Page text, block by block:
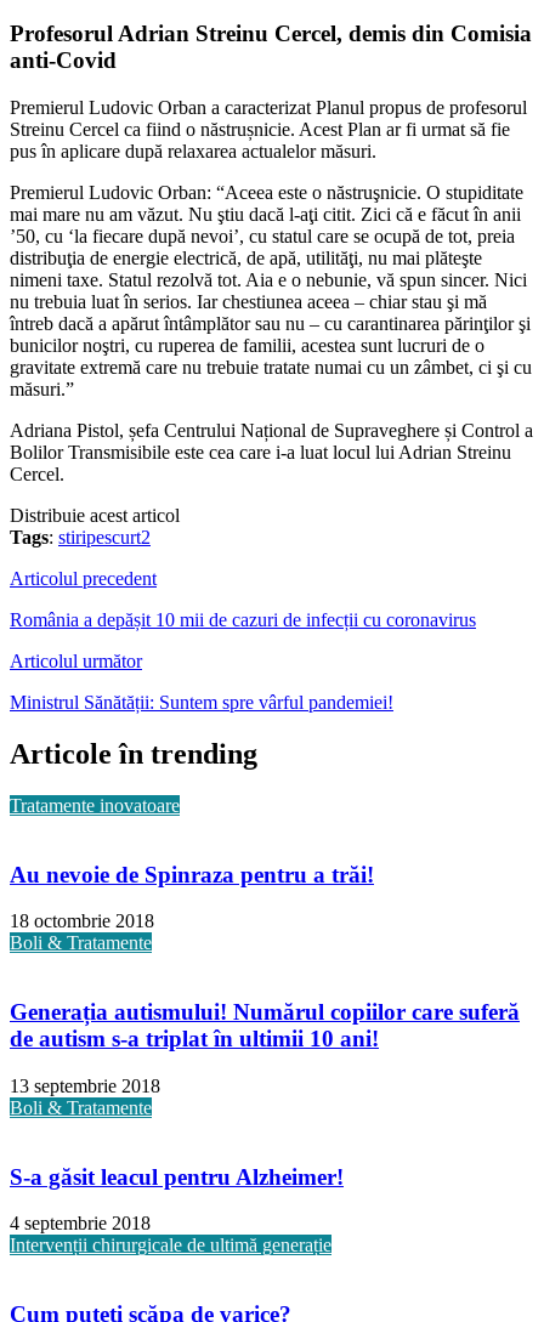
Profesorul Adrian Streinu Cercel, demis din Comisia
anti-Covid
Premierul Ludovic Orban a caracterizat Planul propus de profesorul
Streinu Cercel ca fiind o năstrușnicie. Acest Plan ar fi urmat să fie
pus în aplicare după relaxarea actualelor măsuri.
Premierul Ludovic Orban: “Aceea este o năstruşnicie. O stupiditate
mai mare nu am văzut. Nu ştiu dacă l-aţi citit. Zici că e făcut în anii
’50, cu ‘la fiecare după nevoi’, cu statul care se ocupă de tot, preia
distribuţia de energie electrică, de apă, utilităţi, nu mai plăteşte
nimeni taxe. Statul rezolvă tot. Aia e o nebunie, vă spun sincer. Nici
nu trebuia luat în serios. Iar chestiunea aceea – chiar stau şi mă
întreb dacă a apărut întâmplător sau nu – cu carantinarea părinţilor şi
bunicilor noştri, cu ruperea de familii, acestea sunt lucruri de o
gravitate extremă care nu trebuie tratate numai cu un zâmbet, ci şi cu
măsuri.”
Adriana Pistol, șefa Centrului Național de Supraveghere și Control a
Bolilor Transmisibile este cea care i-a luat locul lui Adrian Streinu
Cercel.
Distribuie acest articol
Tags: stiripescurt2
Articolul precedent
România a depășit 10 mii de cazuri de infecții cu coronavirus
Articolul următor
Ministrul Sănătății: Suntem spre vârful pandemiei!
Articole în trending
Tratamente inovatoare
Au nevoie de Spinraza pentru a trăi!
18 octombrie 2018
Boli & Tratamente
Generația autismului! Numărul copiilor care suferă
de autism s-a triplat în ultimii 10 ani!
13 septembrie 2018
Boli & Tratamente
S-a găsit leacul pentru Alzheimer!
4 septembrie 2018
Intervenții chirurgicale de ultimă generație
Cum puteți scăpa de varice?